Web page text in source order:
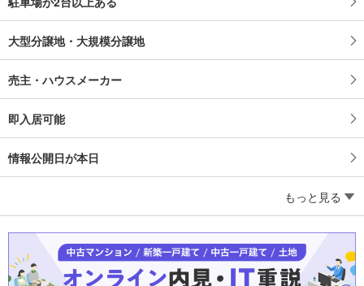
大型分譲地・大規模分譲地
売主・ハウスメーカー
即入居可能
情報公開日が本日
もっと見る